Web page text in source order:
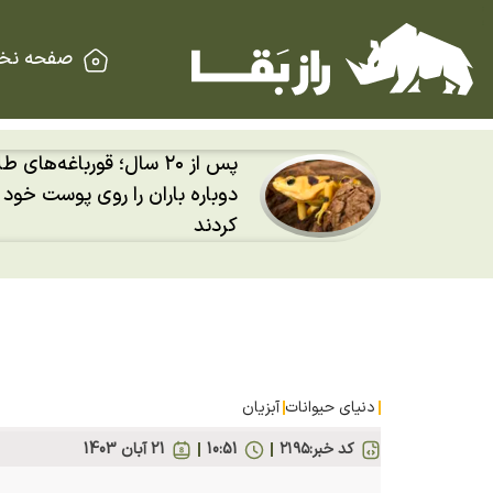
صفحه
پس از ۲۰ سال؛
دوباره باران را روی پوست
کردند
دنیای حیوانات آبزیان
کد خبر:۲۱۹۵ 21 آبان 1403 10:51